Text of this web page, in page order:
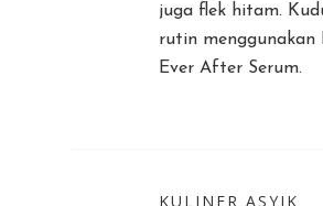
juga flek hitam.
rutin menggunakan
Ever After Serum.
KULINER ASYIK